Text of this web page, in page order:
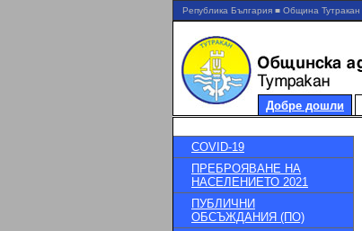
Република България ■ Община Тутракан
Добре дошли
COVID-19
ПРЕБРОЯВАНЕ НА
НАСЕЛЕНИЕТО 2021
ПУБЛИЧНИ
ОБСЪЖДАНИЯ (ПО)